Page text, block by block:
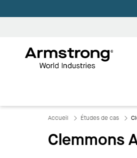
Accueil Études de cas
Clemmons